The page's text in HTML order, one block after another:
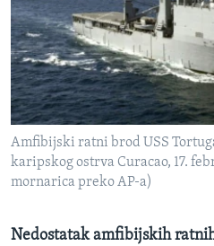
MAGAZIN
O GLASU AMERIKE
Learning English
PRATITE NAS
Jezici
Amfibijski ratni brod USS
karipskog ostrva Curacao, 17.
mornarica preko AP-a)
Nedostatak amfibijskih